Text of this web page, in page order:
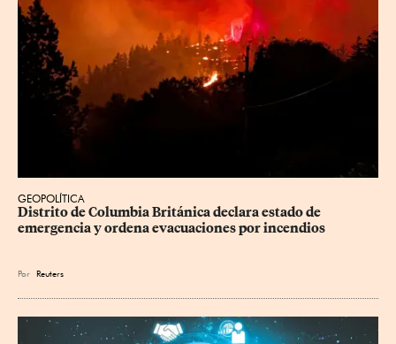
GEOPOLÍTICA
Distrito de Columbia Británica declara estado de
emergencia y ordena evacuaciones por incendios
Por Reuters